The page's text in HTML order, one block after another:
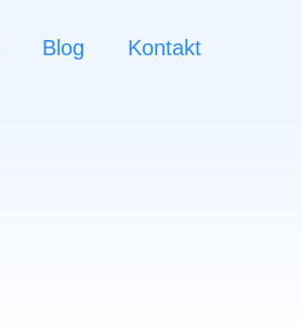
Blog Kontakt